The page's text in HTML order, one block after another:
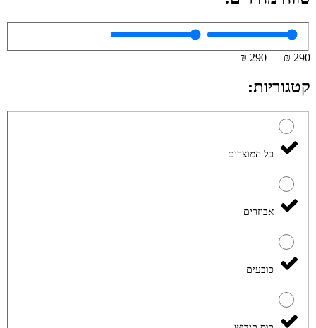
290
₪
—
290
₪
קטגוריות:
כל המוצרים
אביזרים
כובעים